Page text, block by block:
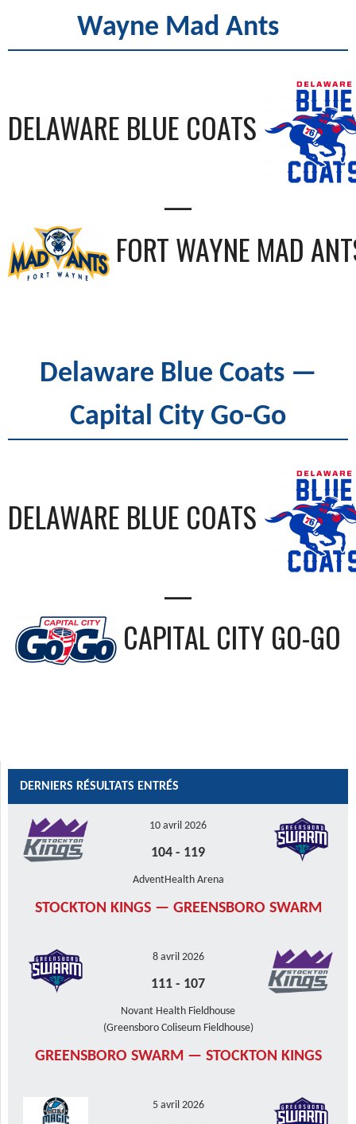
Wayne Mad Ants
DELAWARE BLUE COATS
—
FORT WAYNE MAD
Delaware Blue Coats —
Capital City Go-Go
DELAWARE BLUE COATS
—
CAPITAL CITY GO-GO
DERNIERS RÉSULTATS ENTRÉS
10 avril 2026
104 - 119
AdventHealth Arena
STOCKTON KINGS — GREENSBORO SWARM
8 avril 2026
111 - 107
Novant Health Fieldhouse
(Greensboro Coliseum Fieldhouse)
GREENSBORO SWARM — STOCKTON KINGS
5 avril 2026